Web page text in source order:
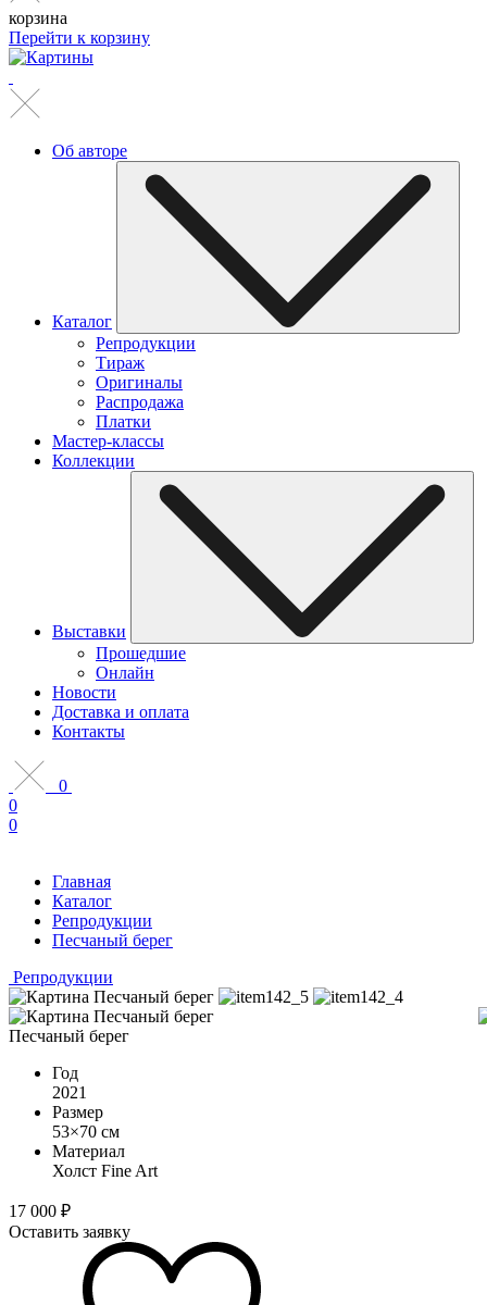
корзина
Перейти к корзину
Об авторе
Каталог
Репродукции
Тираж
Оригиналы
Распродажа
Платки
Мастер-классы
Коллекции
Выставки
Прошедшие
Онлайн
Новости
Доставка и оплата
Контакты
0
0
0
Главная
Каталог
Репродукции
Песчаный берег
Репродукции
Песчаный берег
Год
2021
Размер
53×70 см
Материал
Холст Fine Art
17 000 ₽
Оставить заявку